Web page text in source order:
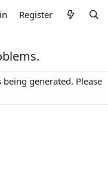
Register
generated. Please